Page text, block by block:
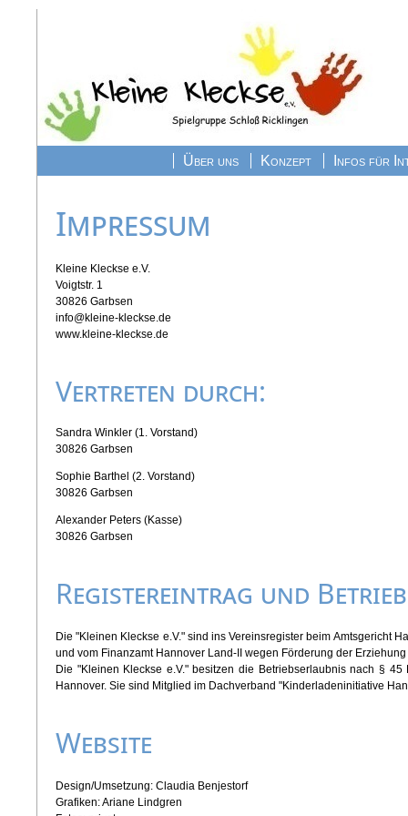
Über uns Konzept Infos für
Impressum
Kleine Kleckse e.V.
Voigtstr. 1
30826 Garbsen
info@kleine-kleckse.de
www.kleine-kleckse.de
Vertreten durch:
Sandra Winkler (1. Vorstand)
30826 Garbsen
Sophie Barthel (2. Vorstand)
30826 Garbsen
Alexander Peters (Kasse)
30826 Garbsen
Registereintrag und
Die "Kleinen Kleckse e.V." sind ins Vereinsregister beim Amtsgericht
und vom Finanzamt Hannover Land-II wegen Förderung der
Die "Kleinen Kleckse e.V." besitzen die Betriebserlaubnis nach §
Hannover. Sie sind Mitglied im Dachverband "Kinderladeninitiative
Website
Design/Umsetzung: Claudia Benjestorf
Grafiken: Ariane Lindgren